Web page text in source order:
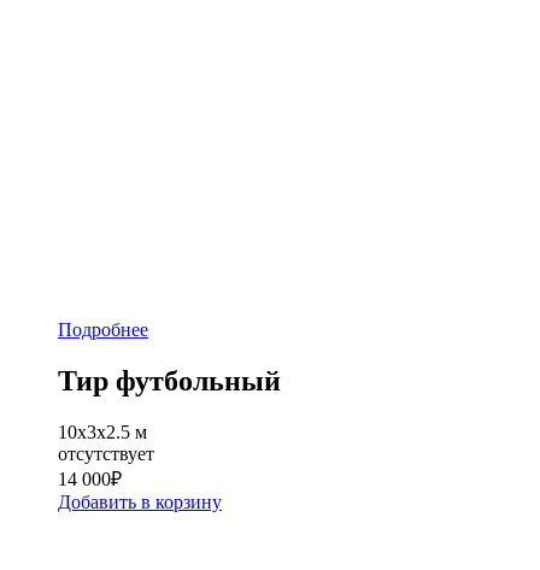
Подробнее
Тир футбольный
10x3x2.5 м
отсутствует
14 000₽
Добавить в корзину